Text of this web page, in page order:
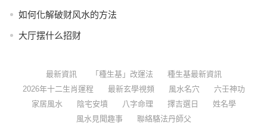
如何化解破财风水的方法
大厅摆什么招财
最新資訊 「種生基」改運法
種生基最新資訊
2026年十二生肖運程
最新玄學視頻 風水名穴
六壬神功
家居風水
陰宅安墳 八字命理 擇吉選日
姓名學
風水見聞趣事
聯絡駱法丹師父